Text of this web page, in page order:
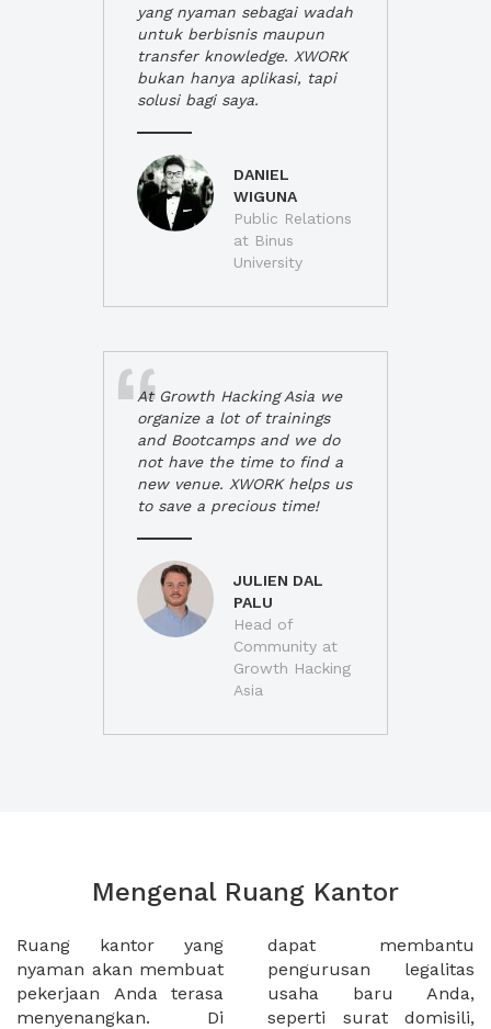
yang nyaman sebagai wadah
untuk berbisnis maupun
transfer knowledge. XWORK
bukan hanya aplikasi, tapi
solusi bagi saya.
DANIEL
WIGUNA
Public Relations
at Binus
University
At Growth Hacking Asia we
organize a lot of trainings
and Bootcamps and we do
not have the time to find a
new venue. XWORK helps us
to save a precious time!
JULIEN DAL
PALU
Head of
Community at
Growth Hacking
Asia
Mengenal Ruang Kantor
Ruang kantor yang
nyaman akan membuat
pekerjaan Anda terasa
menyenangkan. Di
dapat membantu
pengurusan legalitas
usaha baru Anda,
seperti surat domisili,